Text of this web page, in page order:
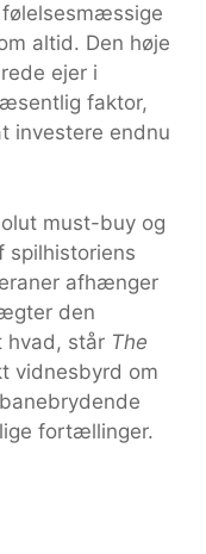
altid. Den høje
ejer i
faktor,
investere endnu
must-buy og
spilhistoriens
afhænger
den
hvad, står The
vidnesbyrd om
fortællinger.